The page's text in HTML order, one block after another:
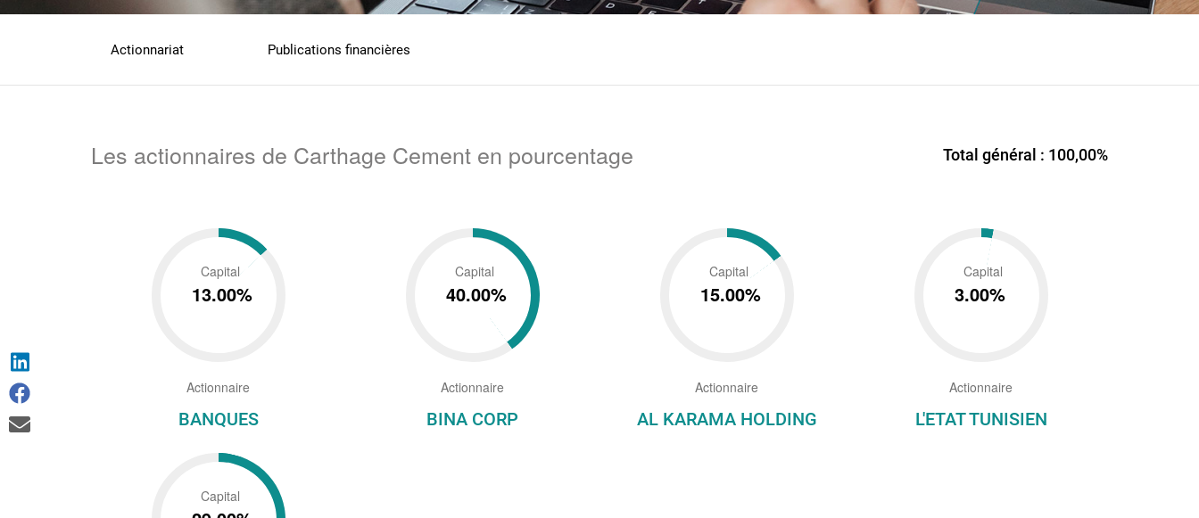
Main
navigation
Investisseurs
Actionnariat Publications financières
Les actionnaires de Carthage Cement en pourcentage Total général : 100,00%
Capital
13.00%
Actionnaire
BANQUES
Capital
40.00%
Actionnaire
BINA CORP
Capital
15.00%
Actionnaire
AL KARAMA HOLDING
Capital
3.00%
Actionnaire
L'ETAT TUNISIEN
Capital